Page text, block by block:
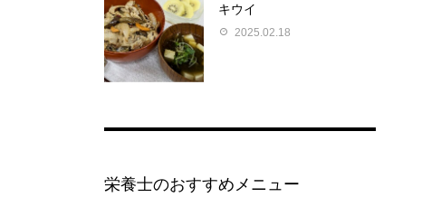
キウイ
2025.02.18
栄養士のおすすめメニュー